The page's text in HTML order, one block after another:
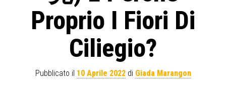
Proprio I Fiori Di
Ciliegio?
Pubblicato il 10 Aprile 2022di Giada Marangon